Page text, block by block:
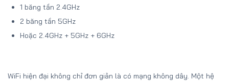
1 băng tần 2.4GHz
2 băng tần 5GHz
Hoặc 2.4GHz + 5GHz + 6GHz
WiFi hiện đại không chỉ đơn giản là có mạng không dây. Một hệ